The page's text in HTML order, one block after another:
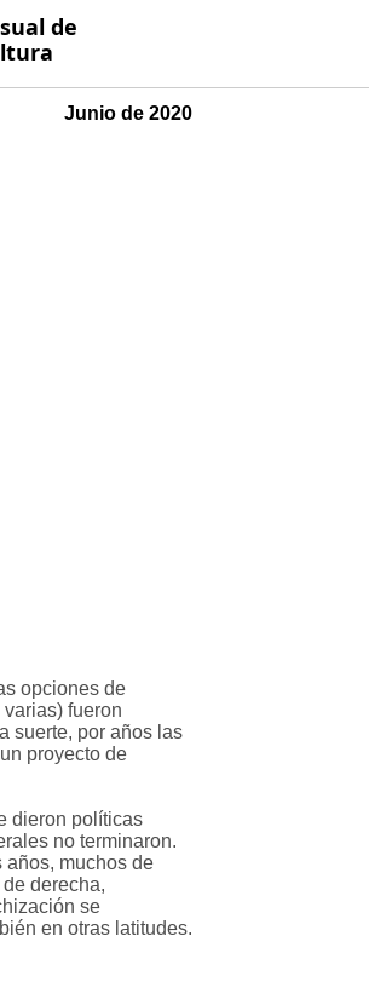
de
Junio de 2020
opciones de
fueron
suerte, por años las
proyecto de
dieron políticas
no terminaron.
años, muchos de
derecha,
se
en otras latitudes.